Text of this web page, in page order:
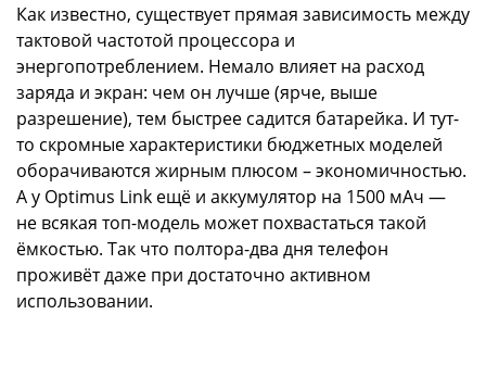
Как известно, существует прямая зависимость между
тактовой частотой процессора и
энергопотреблением. Немало влияет на расход
заряда и экран: чем он лучше (ярче, выше
разрешение), тем быстрее садится батарейка. И тут-
то скромные характеристики бюджетных моделей
оборачиваются жирным плюсом – экономичностью.
А у Optimus Link ещё и аккумулятор на 1500 мАч —
не всякая топ-модель может похвастаться такой
ёмкостью. Так что полтора-два дня телефон
проживёт даже при достаточно активном
использовании.